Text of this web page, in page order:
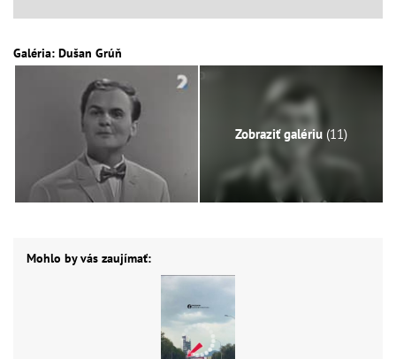
Galéria: Dušan Grúň
Zobraziť galériu (11)
Mohlo by vás zaujímať: